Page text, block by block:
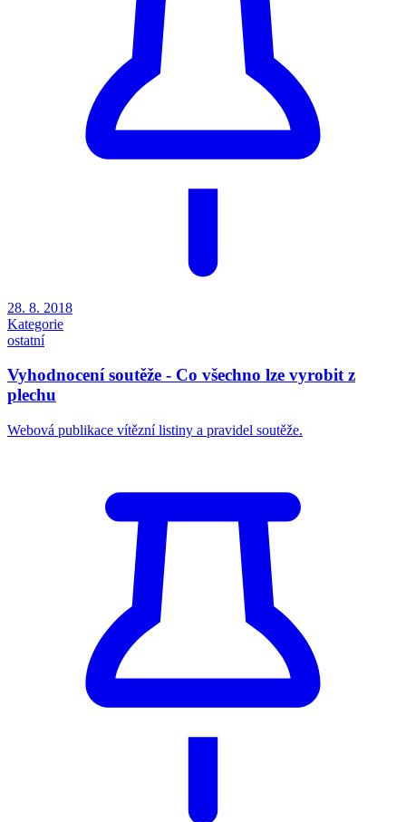
28. 8. 2018
Kategorie
ostatní
Vyhodnocení soutěže - Co všechno lze vyrobit z
plechu
Webová publikace vítězní listiny a pravidel soutěže.